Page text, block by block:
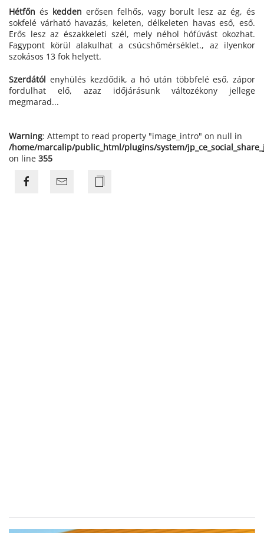
Hétfőn és kedden erősen felhős, vagy borult lesz az ég, és
sokfelé várható havazás, keleten, délkeleten havas eső, eső.
Erős lesz az északkeleti szél, mely néhol hófúvást okozhat.
Fagypont körül alakulhat a csúcshőmérséklet., az ilyenkor
szokásos 13 fok helyett.
Szerdától enyhülés kezdődik, a hó után többfelé eső, zápor
fordulhat elő, azaz időjárásunk változékony jellege
megmarad...
Warning: Attempt to read property "image_intro" on null in
/home/marcalip/public_html/plugins/system/
on line 355